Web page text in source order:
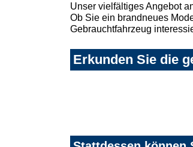
Unser vielfältiges Angebot
Ob Sie ein brandneues
Gebrauchtfahrzeug
Erkunden Sie die